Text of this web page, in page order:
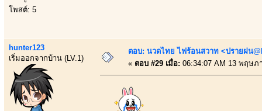
โพสต์: 5
hunter123
เริ่มออกจากบ้าน (LV.1)
ตอบ: นวดไทย ไฟร้อนสวาท <ปรายฝน
« ตอบ #29 เมื่อ: 06:34:07 AM 13 พฤษภ